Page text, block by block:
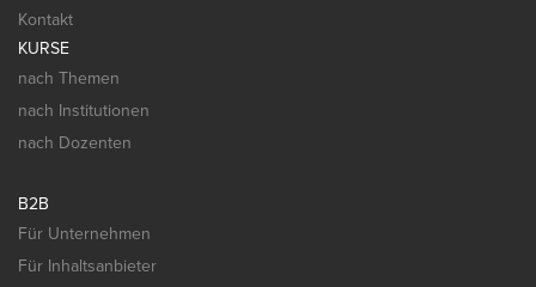
Kontakt
KURSE
nach Themen
nach Institutionen
nach Dozenten
B2B
Für Unternehmen
Für Inhaltsanbieter